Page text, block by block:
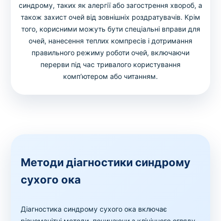
синдрому, таких як алергії або загострення хвороб, а
також захист очей від зовнішніх роздратувачів. Крім
того, корисними можуть бути спеціальні вправи для
очей, нанесення теплих компресів і дотримання
правильного режиму роботи очей, включаючи
перерви під час тривалого користування
комп’ютером або читанням.
Методи діагностики синдрому
сухого ока
Діагностика синдрому сухого ока включає